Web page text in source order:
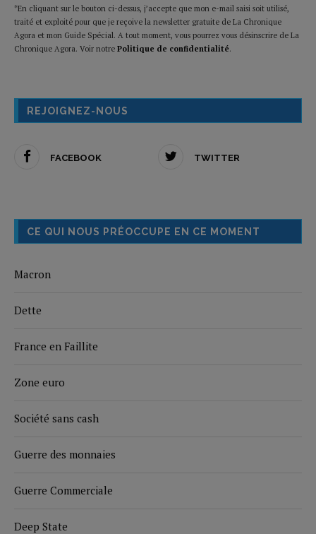
*En cliquant sur le bouton ci-dessus, j’accepte que mon e-mail saisi soit utilisé,
traité et exploité pour que je reçoive la newsletter gratuite de La Chronique
Agora et mon Guide Spécial. A tout moment, vous pourrez vous désinscrire de La
Chronique Agora. Voir notre Politique de confidentialité.
REJOIGNEZ-NOUS
FACEBOOK TWITTER
CE QUI NOUS PRÉOCCUPE EN CE MOMENT
Macron
Dette
France en Faillite
Zone euro
Société sans cash
Guerre des monnaies
Guerre Commerciale
Deep State